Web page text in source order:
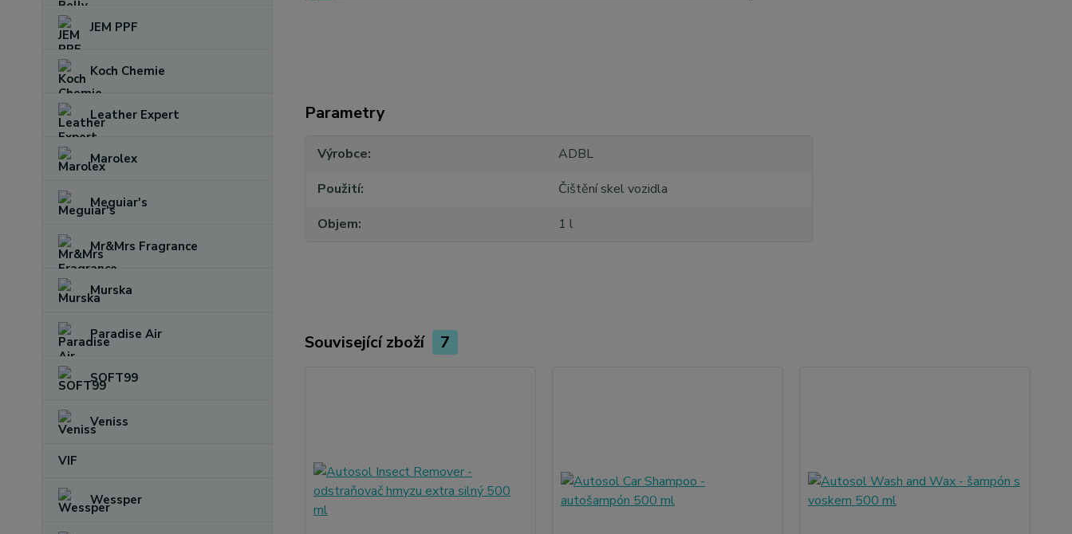
JEM PPF
Koch Chemie
Leather Expert
Marolex
Meguiar's
Mr&Mrs Fragrance
Murska
Paradise Air
SOFT99
Veniss
VIF
Wessper
Parametry
Výrobce
ADBL
Použití
Čištění skel vozidla
Objem
1 l
Související zboží 7